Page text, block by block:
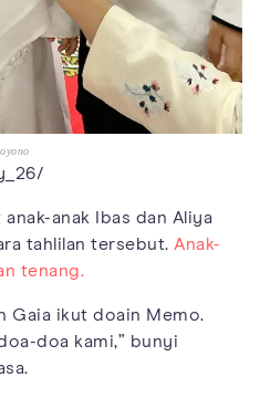
anak Ibas dan Aliya
tahlilan tersebut. Anak-
tenang.
Gaia ikut doain Memo.
doa kami,” bunyi